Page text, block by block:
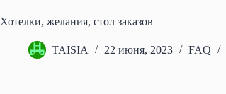
Хотелки, желания, стол заказов
TAISIA 22 июня, 2023 FAQ